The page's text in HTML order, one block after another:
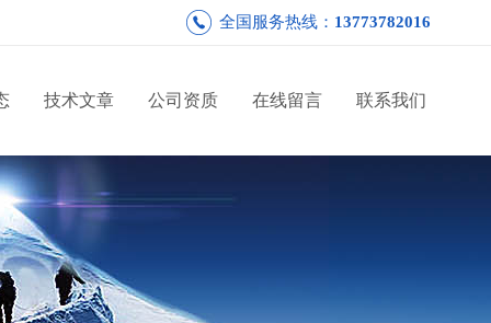
全国服务热线： 13773782016
技术文章 公司资质 在线留言 联系我们